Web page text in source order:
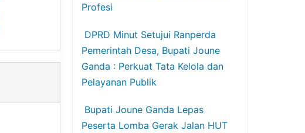
Profesi
DPRD Minut Setujui Ranperda
Pemerintah Desa, Bupati Joune
Ganda : Perkuat Tata Kelola dan
Pelayanan Publik
Bupati Joune Ganda Lepas
Peserta Lomba Gerak Jalan HUT